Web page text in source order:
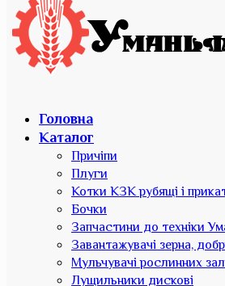
Головна
Каталог
Причіпи
Плуги
Котки КЗК рубящі і
Бочки
Запчастини до техніки
Завантажувачі зерна,
Мульчувачі рослинних
Лущильники дискові